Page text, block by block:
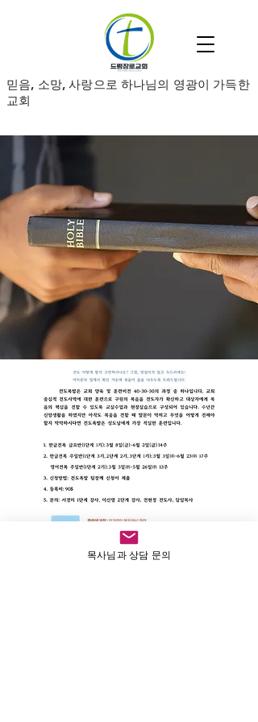
​믿음, 소망, 사랑으로 하나님의 영광이 가득한
교회
목사님과 상담 문의